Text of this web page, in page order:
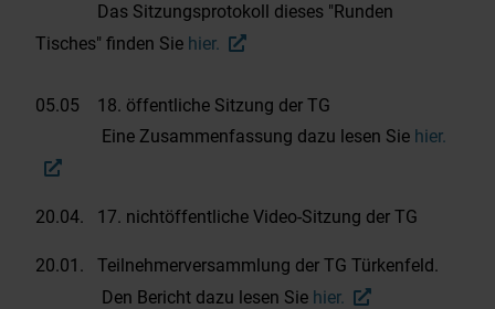
Das Sitzungsprotokoll dieses "Runden
Tisches" finden Sie hier.
05.05 18. öffentliche Sitzung der TG
Eine Zusammenfassung dazu lesen Sie hier.
20.04. 17. nichtöffentliche Video-Sitzung der TG
20.01. Teilnehmerversammlung der TG Türkenfeld.
Den Bericht dazu lesen Sie hier.